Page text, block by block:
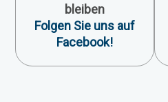
bleiben
Folgen Sie uns auf
Facebook!